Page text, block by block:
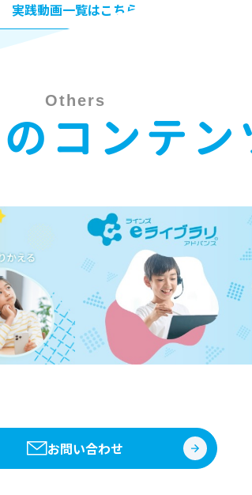
実践動画一覧はこちら
Others
コンテン
お問い合わせ